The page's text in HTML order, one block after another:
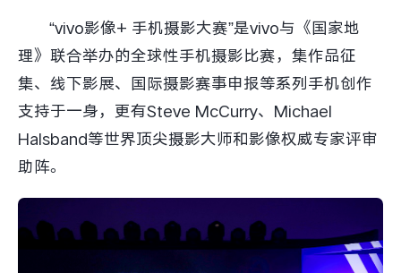
“vivo影像+ 手机摄影大赛”是vivo与《国家地
理》联合举办的全球性手机摄影比赛，集作品征
集、线下影展、国际摄影赛事申报等系列手机创作
支持于一身，更有Steve McCurry、Michael
Halsband等世界顶尖摄影大师和影像权威专家评审
助阵。